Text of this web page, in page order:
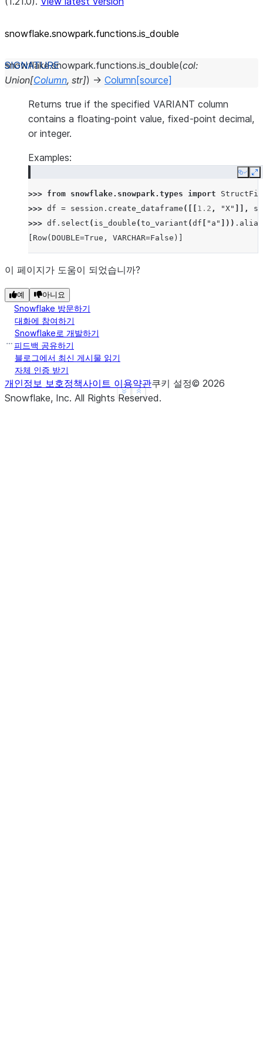
snowflake.snowpark.functions.is_ double
snowflake.snowpark.functions.is_double(col:
Union[Column, str]) → Column [source]
Returns true if the specified VARIANT column
contains a floating-point value, fixed-point decimal,
or integer.
Examples:
Copy
>>> from snowflake.snowpark.types import
>>> df = session . create_dataframe ([[ 1.2 , "X" ]],
>>> df . select ( is_double (to_variant (df "a" ])) . alias
[Row(DOUBLE=True, VARCHAR=False)]
Show less
See more
이 페이지가 도움이 되었습니까?
예 아니요
Snowflake 방문하기
대화에 참여하기
Snowflake로 개발하기
피드백 공유하기
블로그에서 최신 게시물 읽기
자체 인증 받기
개인정보 보호정책사이트 이용약관쿠키 설정© 2026
Snowflake, Inc. All Rights Reserved.